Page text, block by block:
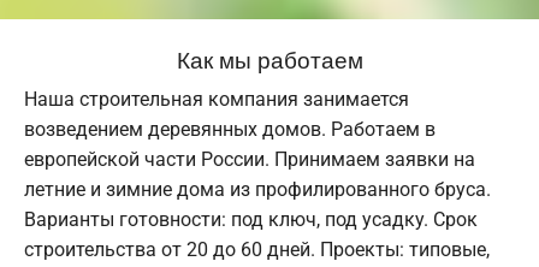
Как мы работаем
Наша строительная компания занимается
возведением деревянных домов. Работаем в
европейской части России. Принимаем заявки на
летние и зимние дома из профилированного бруса.
Варианты готовности: под ключ, под усадку. Срок
строительства от 20 до 60 дней. Проекты: типовые,